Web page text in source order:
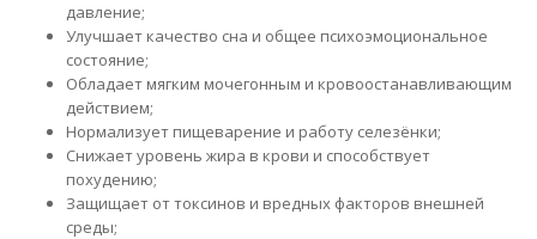
давление;
Улучшает качество сна и общее психоэмоциональное
состояние;
Обладает мягким мочегонным и кровоостанавливающим
действием;
Нормализует пищеварение и работу селезёнки;
Снижает уровень жира в крови и способствует
похудению;
Защищает от токсинов и вредных факторов внешней
среды;